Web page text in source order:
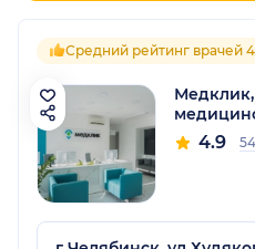
Средний рейтинг врачей
4.9